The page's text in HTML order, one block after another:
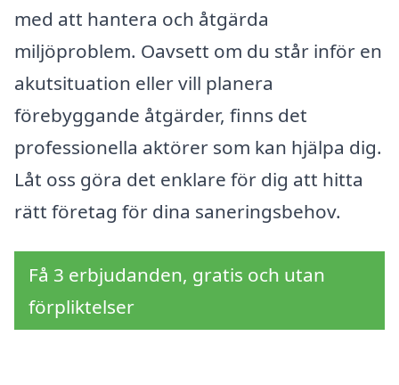
med att hantera och åtgärda
miljöproblem. Oavsett om du står inför en
akutsituation eller vill planera
förebyggande åtgärder, finns det
professionella aktörer som kan hjälpa dig.
Låt oss göra det enklare för dig att hitta
rätt företag för dina saneringsbehov.
Få 3 erbjudanden, gratis och utan
förpliktelser